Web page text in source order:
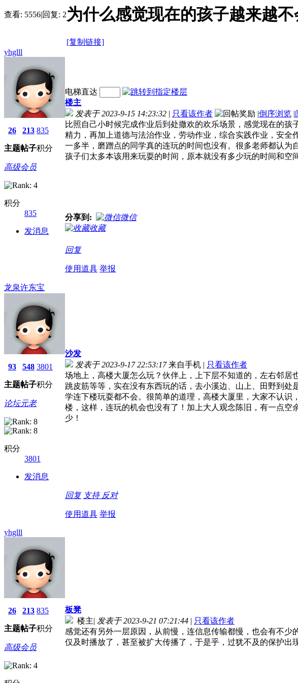
查看: 5556|回复: 2为什么感觉现在的孩子越来越
[复制链接]
yhglll
26
主题
213
帖子
835
积分
高级会员
积分
835
发消息
电梯直达
楼主
发表于 2023-9-15 14:23:32 | 只看该作者 |倒序浏览 |
比照自己小时候完成作业后到处撒欢的欢乐场景，感觉现在的
精力，再加上道德与法治作业，劳动作业，综合实践作业，安
一多半，磨蹭点的同学真的连玩的时间也没有。很多老师都认
孩子们太多本该用来玩耍的时间，原本就没有多少玩的时间和空
分享到:
微信
收藏
回复
使用道具 举报
龙泉许东宝
93
主题
548
帖子
3801
积分
论坛元老
积分
3801
发消息
沙发
发表于 2023-9-17 22:53:17 来自手机 | 只看该作者
场地上，高楼大厦怎么玩？伙伴上，上下层不知道的，左右邻居
跳皮筋等等，实在没有东西玩的话，去小溪边、山上、田野到
学连下楼玩耍都不会。很简单的道理，高楼大厦里，大家不认
楼，这样，连玩的机会也没有了！加上大人观念陈旧，有一点
少！
回复 支持 反对
使用道具 举报
yhglll
26
主题
213
帖子
835
积分
高级会员
板凳
楼主| 发表于 2023-9-21 07:21:44 | 只看该作者
感觉还有另外一层原因，从前慢，连信息传输都慢，也会有不
仅及时播放了，甚至被扩大传播了，于是乎，过犹不及的保护出